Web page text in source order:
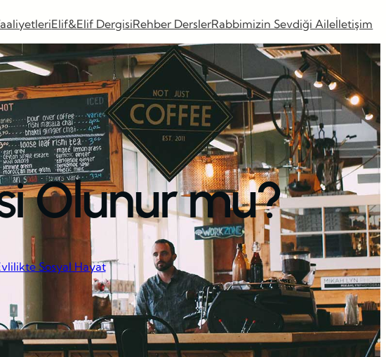
Elif&Elif DergisiRehber DerslerRabbimizin Sevdiği Aileİletişim
Olunur mu?
Sosyal Hayat